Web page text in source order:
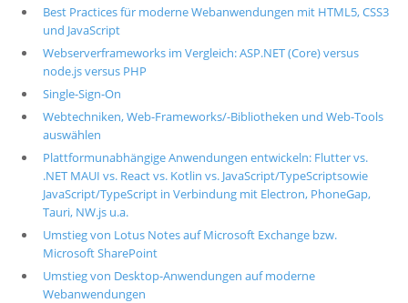
Best Practices für moderne Webanwendungen mit HTML5, CSS3
und JavaScript
Webserverframeworks im Vergleich: ASP.NET (Core) versus
node.js versus PHP
Single-Sign-On
Webtechniken, Web-Frameworks/-Bibliotheken und Web-Tools
auswählen
Plattformunabhängige Anwendungen entwickeln: Flutter vs.
.NET MAUI vs. React vs. Kotlin vs. JavaScript/TypeScriptsowie
JavaScript/TypeScript in Verbindung mit Electron, PhoneGap,
Tauri, NW.js u.a.
Umstieg von Lotus Notes auf Microsoft Exchange bzw.
Microsoft SharePoint
Umstieg von Desktop-Anwendungen auf moderne
Webanwendungen